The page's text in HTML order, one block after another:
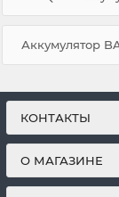
Аккумулятор
КОНТАКТЫ
О МАГАЗИНЕ